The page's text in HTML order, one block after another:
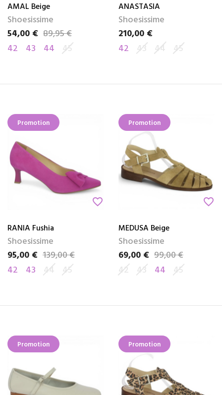
AMAL Beige
Shoesissime
Prix
54,00 €
Prix de base89,95 €
42
43 44 45
ANASTASIA
Shoesissime
Prix
210,00 €
42 43 44 45
Promotion
favorite_border
RANIA Fushia
Shoesissime
Prix
95,00 €
Prix de base139,00 €
42
43 44 45
Promotion
favorite_border
MEDUSA Beige
Shoesissime
Prix
69,00 €
Prix de base99,00 €
42 43 44 45
Promotion Promotion